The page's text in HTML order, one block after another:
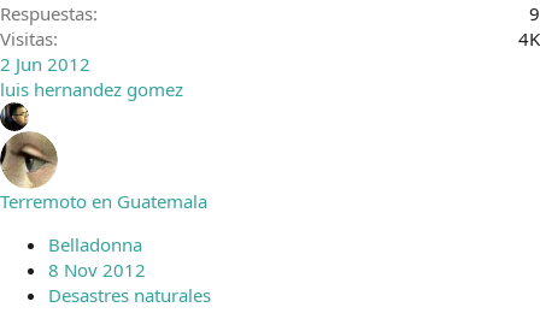
Respuestas
9
Visitas
4K
2 Jun 2012
luis hernandez gomez
Terremoto en Guatemala
Belladonna
8 Nov 2012
Desastres naturales